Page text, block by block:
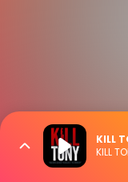
KILL
KILL